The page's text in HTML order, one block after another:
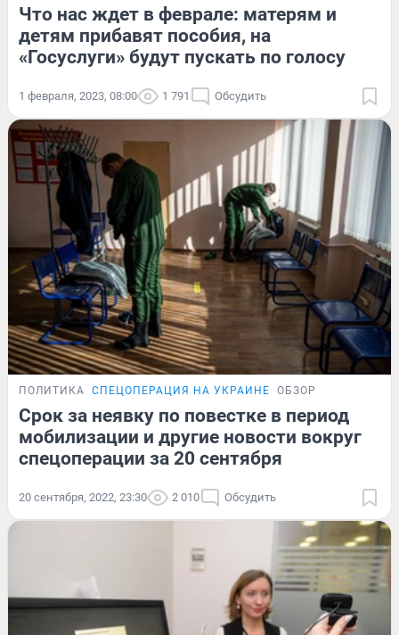
Что нас ждет в феврале: матерям и
детям прибавят пособия, на
«Госуслуги» будут пускать по голосу
1 февраля, 2023, 08:00 1 791 Обсудить
ПОЛИТИКА СПЕЦОПЕРАЦИЯ НА УКРАИНЕ ОБЗОР
Срок за неявку по повестке в период
мобилизации и другие новости вокруг
спецоперации за 20 сентября
20 сентября, 2022, 23:30 2 010 Обсудить